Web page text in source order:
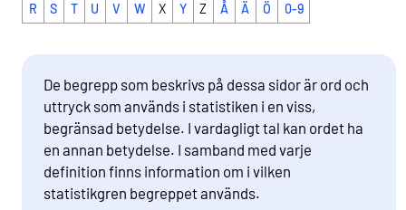
R S T U V W X Y Z Å Ä Ö 0-9
De begrepp som beskrivs på dessa sidor är ord och
uttryck som används i statistiken i en viss,
begränsad betydelse. I vardagligt tal kan ordet ha
en annan betydelse. I samband med varje
definition finns information om i vilken
statistikgren begreppet används.